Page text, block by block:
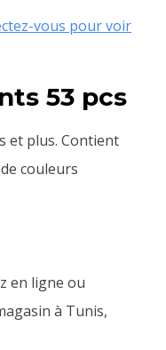
vous pour voir
53 pcs
et plus. Contient
couleurs
en ligne ou
à Tunis,